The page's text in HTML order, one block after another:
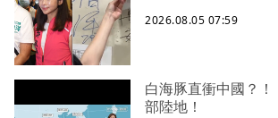
2026.08.05 07:59
白海豚直衝中國？
部陸地！